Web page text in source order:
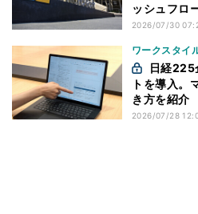
ッシュフロ
2026/07/30
ワークスタイ
トを導入。
き方を紹介
2026/07/28